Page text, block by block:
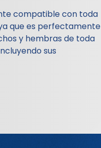
compatible con toda
que es perfectamente
y hembras de toda
sus